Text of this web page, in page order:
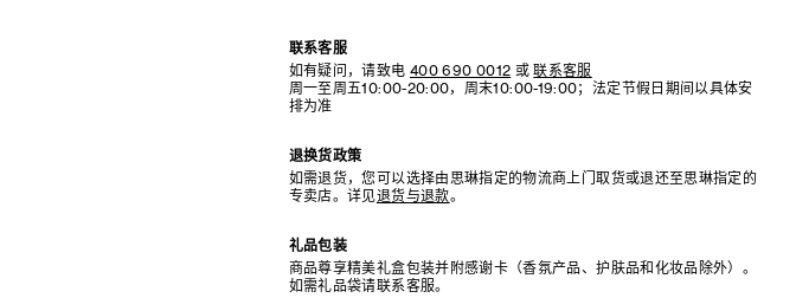
联系客服
如有疑问，请致电 400 690 0012 或 联系客服
周一至周五10:00-20:00，周末10:00-19:00；法定节假日期间以具体安
排为准
退换货政策
如需退货，您可以选择由思琳指定的物流商上门取货或退还至思琳指定的
专卖店。详见退货与退款。
礼品包装
商品尊享精美礼盒包装并附感谢卡（香氛产品、护肤品和化妆品除外）。
如需礼品袋请联系客服。